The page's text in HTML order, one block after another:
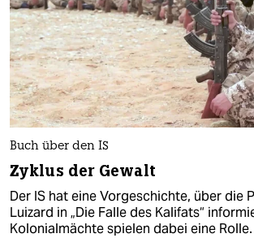
Buch über den IS
Zyklus der Gewalt
Der IS hat eine Vorgeschichte, über die
Luizard in „Die Falle des Kalifats“
Kolonialmächte spielen dabei eine Rolle.